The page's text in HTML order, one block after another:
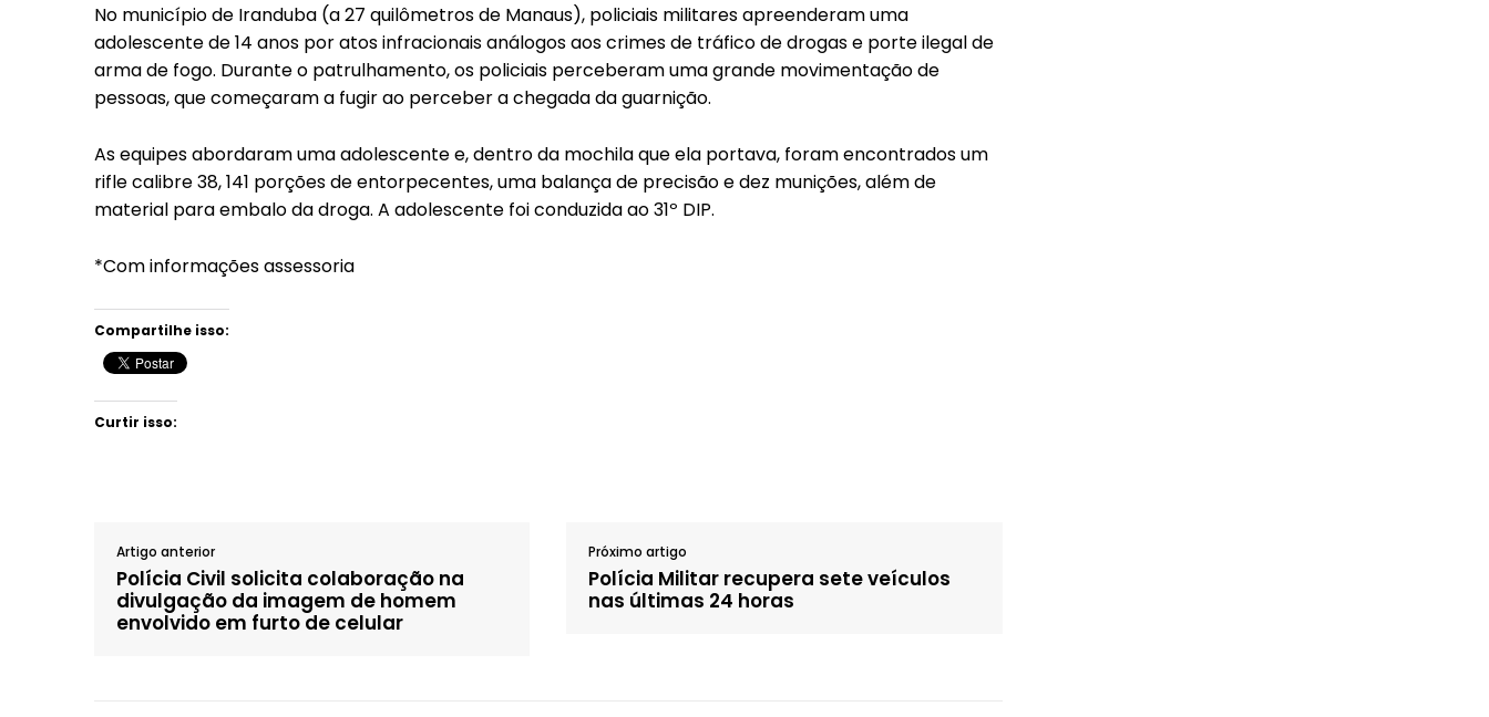
No município de Iranduba (a 27 quilômetros de Manaus), policiais militares apreenderam uma
adolescente de 14 anos por atos infracionais análogos aos crimes de tráfico de drogas e porte ilegal de
arma de fogo. Durante o patrulhamento, os policiais perceberam uma grande movimentação de
pessoas, que começaram a fugir ao perceber a chegada da guarnição.
As equipes abordaram uma adolescente e, dentro da mochila que ela portava, foram encontrados um
rifle calibre 38, 141 porções de entorpecentes, uma balança de precisão e dez munições, além de
material para embalo da droga. A adolescente foi conduzida ao 31º DIP.
*Com informações assessoria
Compartilhe isso:
Curtir isso:
Artigo anterior
Polícia Civil solicita colaboração na
divulgação da imagem de homem
envolvido em furto de celular
Próximo artigo
Polícia Militar recupera sete veículos
nas últimas 24 horas